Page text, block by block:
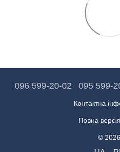
096 599-20-02 095 599-
Контактна
Повна
© 2026